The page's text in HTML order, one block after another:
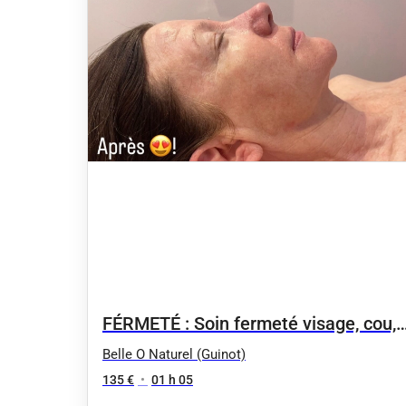
FÉRMETÉ : Soin fermeté visage, cou,
décolleté : LIFT SUMMUM
Belle O Naturel (Guinot)
135 € • 01 h 05